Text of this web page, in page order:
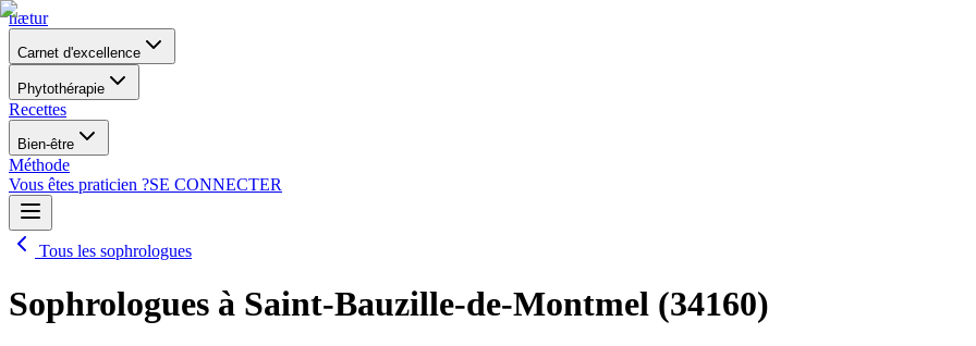
nætur
Carnet d'excellence
Phytothérapie
Recettes
Bien-être
Méthode
Vous êtes praticien ?SE CONNECTER
Tous les sophrologues
Sophrologues à Saint-Bauzille-de-Montmel (34160)